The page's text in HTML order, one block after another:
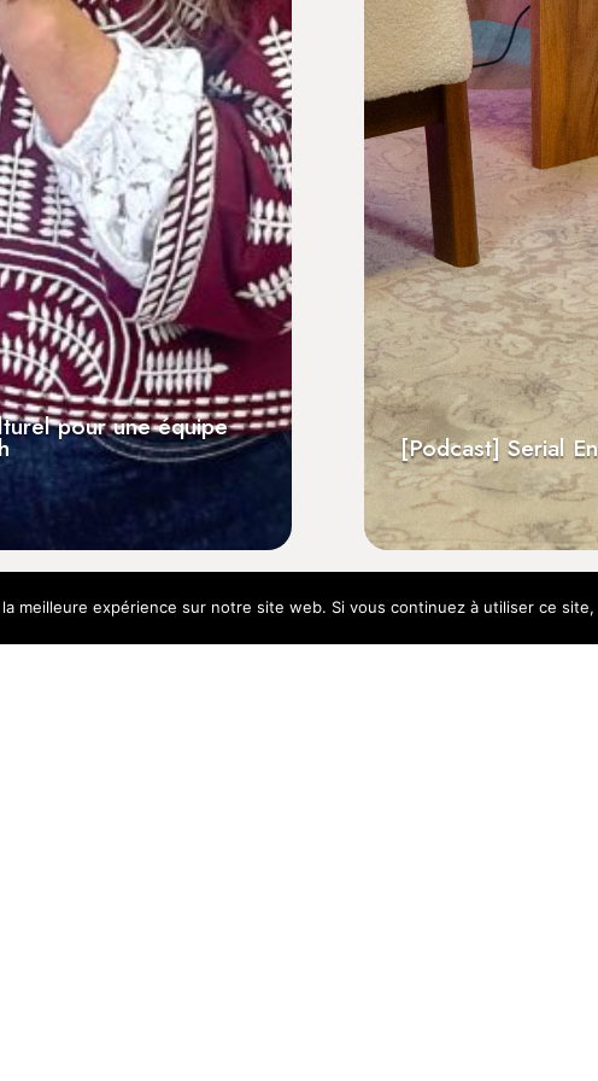
pour une équipe Aux Invalides,
Positive Impact de
de RCF Bretagne [Podcast] Serial
meilleure expérience sur notre site web. Si vous continuez à utiliser ce